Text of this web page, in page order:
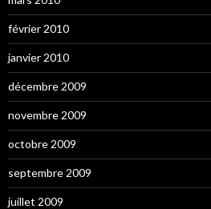
février 2010
janvier 2010
décembre 2009
novembre 2009
octobre 2009
septembre 2009
juillet 2009